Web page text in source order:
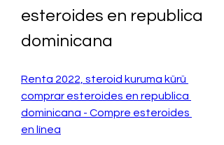
esteroides en republica
dominicana
Renta 2022, steroid kuruma kürü
comprar esteroides en republica
dominicana - Compre esteroides
en línea